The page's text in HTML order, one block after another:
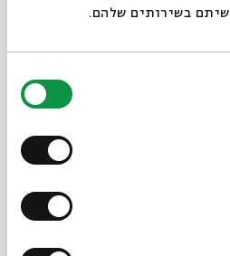
בשירותים שלהם.
Beginning of the End
Series: Parashat Hashavua in English